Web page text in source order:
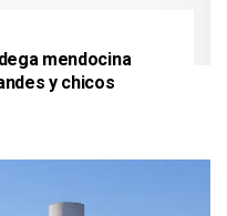
mendocina
y chicos